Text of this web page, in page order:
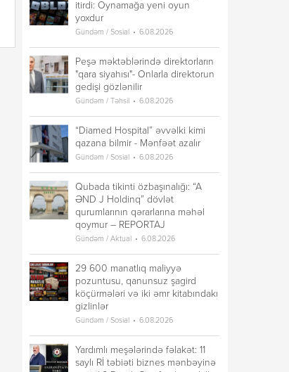
itirdi: Oynamağa yeni oyun
yoxdur
Gündəm / Sosial 6.08.2026
Peşə məktəblərində direktorların
"qara siyahısı"- Onlarla direktorun
gedişi gözlənilir
Gündəm / Təhsil 6.08.2026
“Diamed Hospital” əvvəlki kimi
qazana bilmir - Mənfəət azalır
Gündəm / Sosial 6.08.2026
Qubada tikinti özbaşınalığı: “A
ƏND J Holdinq” dövlət
qurumlarının qərarlarına məhəl
qoymur – REPORTAJ
Gündəm / Aktual 6.08.2026
29 600 manatlıq maliyyə
pozuntusu, qanunsuz şagird
köçürmələri və iki əmr kitabındakı
gizlinlər
Gündəm / Sosial 6.08.2026
Yardımlı meşələrində fəlakət: 11
saylı Rİ təbiəti biznes mənbəyinə